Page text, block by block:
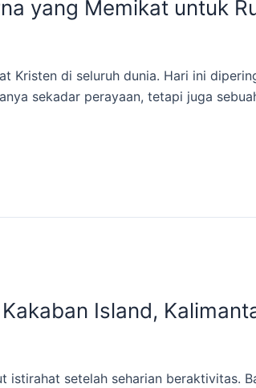
yang Memikat untuk
Kristen di seluruh dunia. Hari ini
sekadar perayaan, tetapi juga
Island,
setelah seharian beraktivitas.